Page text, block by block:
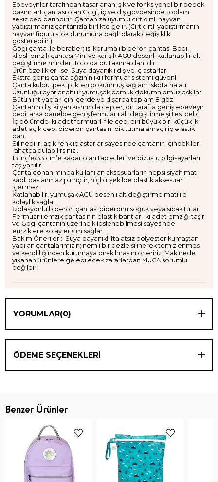
Ebeveynler tarafından tasarlanan, şık ve fonksiyonel bir bebek
bakım sırt çantası olan Gogi, iç ve dış gövdesinde toplam
sekiz cep barındırır. Çantanıza uyumlu cırt cırtlı hayvan
yapıştırmanız çantanızla birlikte gelir. (Cırt cırtlı yapıştırmanın
hayvan figürü stok durumuna bağlı olarak değişiklik
gösterebilir.)
Gogi çanta ile beraber; ısı korumalı biberon çantası Bobi,
klipsli emzik çantası Mini ve karışık AGU desenli katlanabilir alt
değiştirme minderi Toto da bu takıma dahildir.
Ürün özellikleri ise; Suya dayanıklı dış ve iç astarlar
Ekstra geniş çanta ağzının ikili fermuar sistemi güvenli
Çanta kulpu ipek iplikten dokunmuş sağlam iskota halatı
Uzunluğu ayarlanabilir yumuşak pamuk dokuma omuz askıları
Bütün ihtiyaçlar için içerde ve dışarda toplam 8 göz
Çantanın dış iki yan kısmında cepler, ön tarafta geniş ebeveyn
cebi, arka panelde geniş fermuarlı alt değiştirme şiltesi cebi
İç bölümde iki adet fermuarlı file cep, biri büyük biri küçük iki
adet açık cep, biberon çantasını dik tutma amaçlı iç elastik
bant
Silinebilir, açık renk iç astarlar sayesinde çantanın içindekileri
rahatça bulabilirsiniz .
13 inç’e/33 cm’e kadar olan tabletleri ve dizüstü bilgisayarları
taşıyabilir.
Çanta donanımında kullanılan aksesuarların hepsi siyah mat
kaplı paslanmaz pirinçtir, hiçbir şekilde plastik aksesuar
içermez.
Katlanabilir, yumuşak AGU desenli alt değiştirme matı ile
kolaylık sağlar.
İzolasyonlu biberon çantası biberonu soğuk veya sıcak tutar.
Fermuarlı emzik çantasının elastik bantları iki adet emziği taşır
ve Gogi çantanın üzerine klipslenebilmesi sayesinde
emziklere kolay erişim sağlar.
Bakım Önerileri: Suya dayanıklı ftalatsız polyester kumaştan
yapılan çantalarımızın; nemli bir bezle silinerek temizlenmesi
ve kendiliğinden kurumaya bırakılmasını öneririz. Makinede
yıkanan ürünlere gelebilecek zararlardan MUCA sorumlu
değildir.
YORUMLAR(0)
ÖDEME SEÇENEKLERI
Benzer Ürünler